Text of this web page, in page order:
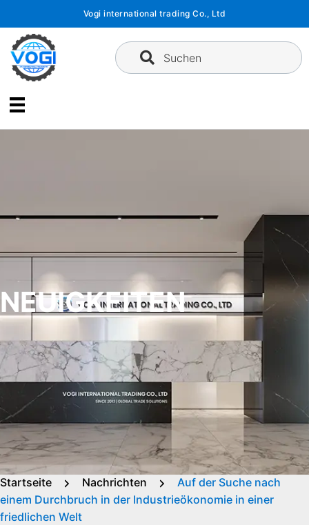
springen
Vogi international trading Co., Ltd
Suchen
NEUIGKEITEN
Startseite Nachrichten
Auf der Suche nach
einem Durchbruch in der Industrieökonomie in einer
friedlichen Welt